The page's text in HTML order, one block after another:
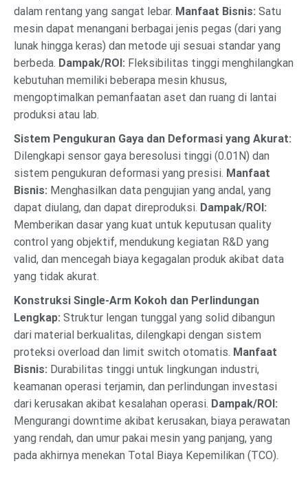
dalam rentang yang sangat lebar. Manfaat Bisnis: Satu
mesin dapat menangani berbagai jenis pegas (dari yang
lunak hingga keras) dan metode uji sesuai standar yang
berbeda. Dampak/ROI: Fleksibilitas tinggi menghilangkan
kebutuhan memiliki beberapa mesin khusus,
mengoptimalkan pemanfaatan aset dan ruang di lantai
produksi atau lab.
Sistem Pengukuran Gaya dan Deformasi yang Akurat:
Dilengkapi sensor gaya beresolusi tinggi (0.01N) dan
sistem pengukuran deformasi yang presisi. Manfaat
Bisnis: Menghasilkan data pengujian yang andal, yang
dapat diulang, dan dapat direproduksi. Dampak/ROI:
Memberikan dasar yang kuat untuk keputusan quality
control yang objektif, mendukung kegiatan R&D yang
valid, dan mencegah biaya kegagalan produk akibat data
yang tidak akurat.
Konstruksi Single-Arm Kokoh dan Perlindungan
Lengkap: Struktur lengan tunggal yang solid dibangun
dari material berkualitas, dilengkapi dengan sistem
proteksi overload dan limit switch otomatis. Manfaat
Bisnis: Durabilitas tinggi untuk lingkungan industri,
keamanan operasi terjamin, dan perlindungan investasi
dari kerusakan akibat kesalahan operasi. Dampak/ROI:
Mengurangi downtime akibat kerusakan, biaya perawatan
yang rendah, dan umur pakai mesin yang panjang, yang
pada akhirnya menekan Total Biaya Kepemilikan (TCO).